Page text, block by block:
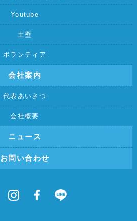
Youtube
土壁
ボランティア
会社案内
代表あいさつ
会社概要
ニュース
お問い合わせ